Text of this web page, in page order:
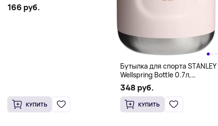
166 руб.
КУПИТЬ
Бутылка для спорта STANLEY
Wellspring Bottle 0.7л,
розовый
348 руб.
КУПИТЬ